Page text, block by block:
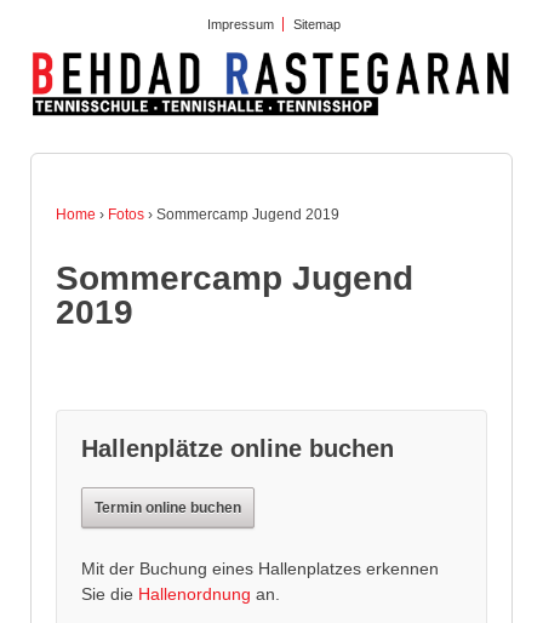
Impressum Sitemap
Home › Fotos › Sommercamp Jugend 2019
Sommercamp Jugend
2019
Hallenplätze online buchen
Termin online buchen
Mit der Buchung eines Hallenplatzes erkennen
Sie die Hallenordnung an.